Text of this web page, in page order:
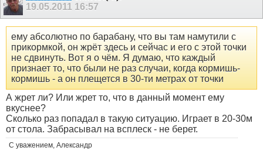
19.05.2011 16:57
ему абсолютно по барабану, что вы там намутили с
прикормкой, он жрёт здесь и сейчас и его с этой точки
не сдвинуть. Вот я о чём. Я думаю, что каждый
признает то, что были не раз случаи, когда кормишь-
кормишь - а он плещется в 30-ти метрах от точки
А жрет ли? Или жрет то, что в данный момент ему
вкуснее?
Сколько раз попадал в такую ситуацию. Играет в 20-30м
от стола. Забрасывал на всплеск - не берет.
С уважением, Александр